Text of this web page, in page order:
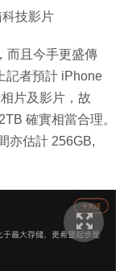
技影片
而且今手更盛傳
記者預計 iPhone
片及影片，故
確實相當合理。
亦估計 256GB,